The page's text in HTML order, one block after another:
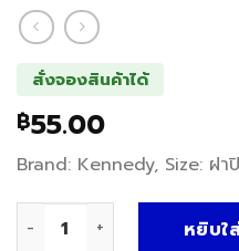
สั่งจองสินค้าได้
฿55.00
Brand: Kennedy, Size: ฝ
หยิบใ